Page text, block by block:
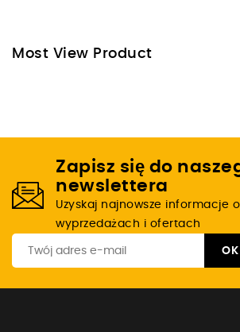
Most View Product
Zapisz się do
newslettera
Uzyskaj najnowsze informacje
wyprzedażach i ofertach